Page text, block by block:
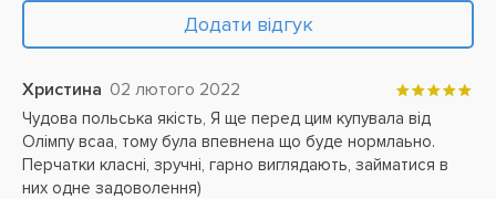
Додати відгук
Христина 02 лютого 2022
Чудова польська якість, Я ще перед цим купувала від
Олімпу всаа, тому була впевнена що буде нормлаьно.
Перчатки класні, зручні, гарно виглядають, займатися в
них одне задоволення)